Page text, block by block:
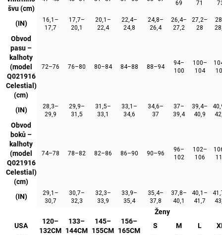
švu (cm)
69
71
(IN)
16,1–
17,7
17,7–
20,1
20,1–
22,4
22,4–
24,8
24,8–
26,4
26,4–
27,2
27,2–
28
Obvod
pasu –
kalhoty
(model
Q021916
Celestial)
(cm)
72–76 76–80 80–84 84–88 88–94
94–
100
100–
104
(IN)
28,3–
29,9
29,9–
31,5
31,5–
33,1
33,1–
34,6
34,6–
37
37–
39,4
39,4–
40,9
Obvod
boků –
kalhoty
(model
Q021916
Celestial)
(cm)
74–78 78–82 82–86 86–90 90–96
96–
102
102–
106
(IN)
29,1–
30,7
30,7–
32,3
32,3–
33,9
33,9–
35,4
35,4–
37,8
37,8–
40,1
40,1–
41,7
Ženy
USA
120–
132CM
133–
144CM
145–
155CM
156–
165CM
S M L